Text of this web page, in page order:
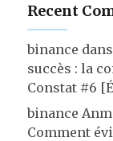
Recent
binance dans
succès : la
Constat #6
binance
Comment